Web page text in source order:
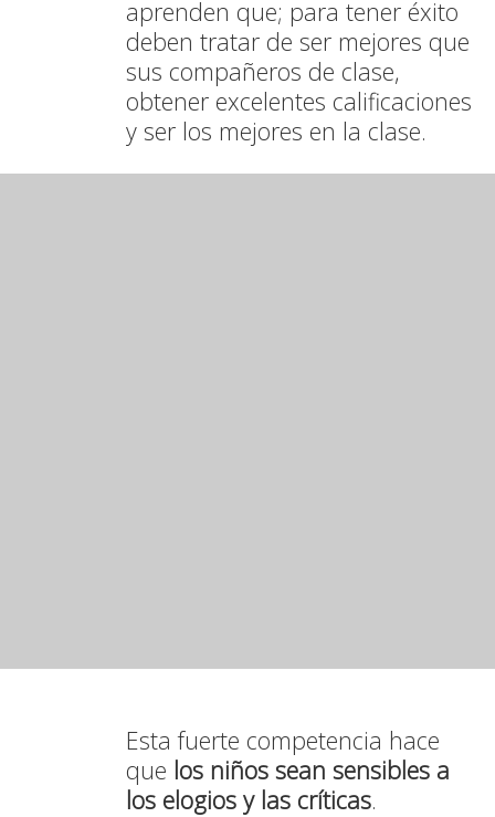
aprenden que; para tener éxito
deben tratar de ser mejores que
sus compañeros de clase,
obtener excelentes calificaciones
y ser los mejores en la clase.
Esta fuerte competencia hace
que los niños sean sensibles a
los elogios y las críticas.